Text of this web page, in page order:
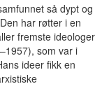
så dypt og
har røtter i en
fremste ideologer
som var i
ideer fikk en